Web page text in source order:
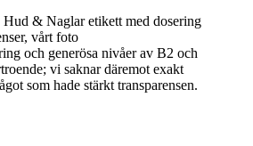
och generösa nivåer av B2 och
vi saknar däremot exakt
som hade stärkt transparensen.